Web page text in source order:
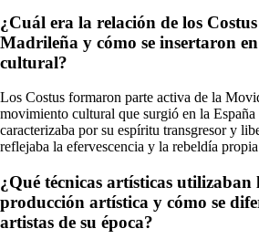
¿Cuál era la relación de los
Madrileña y cómo se insertaron
cultural?
Los Costus formaron parte activa de la
movimiento cultural que surgió en la
caracterizaba por su espíritu transgresor y
reflejaba la efervescencia y la rebeldía
¿Qué técnicas artísticas utilizaban
producción artística y cómo se
artistas de su época?